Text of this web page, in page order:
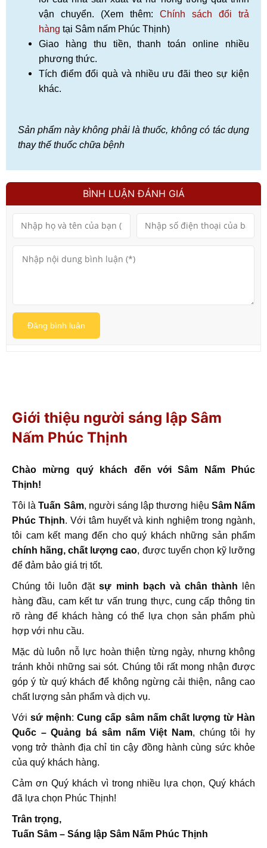
vận chuyển. (Xem thêm: Chính sách đổi trả
hàng tại Sâm nấm Phúc Thịnh)
Giao hàng thu tiền, thanh toán online nhiều
phương thức.
Tích điểm đổi quà và nhiều ưu đãi theo sự kiện
khác.
Sản phẩm này không phải là thuốc, không có tác dụng
thay thế thuốc chữa bệnh
BÌNH LUẬN ĐÁNH GIÁ
Đăng bình luận
Giới thiệu người sáng lập Sâm
Nấm Phúc Thịnh
Chào mừng quý khách đến với Sâm Nấm Phúc
Thịnh!
Tôi làTuấn Sâm, người sáng lập thương hiệu Sâm Nấm
Phúc Thịnh. Với tâm huyết và kinh nghiệm trong ngành,
tôi cam kết mang đến cho quý khách những sản phẩm
chính hãng, chất lượng cao, được tuyển chọn kỹ lưỡng
để đảm bảo giá trị tốt.
Chúng tôi luôn đặtsự minh bạch và chân thành lên
hàng đầu, cam kết tư vấn trung thực, cung cấp thông tin
rõ ràng để khách hàng có thể lựa chọn sản phẩm phù
hợp với nhu cầu.
Mặc dù luôn nỗ lực hoàn thiện từng ngày, nhưng không
tránh khỏi những sai sót. Chúng tôi rất mong nhận được
góp ý từ quý khách để không ngừng cải thiện, nâng cao
chất lượng sản phẩm và dịch vụ.
Vớisứ mệnh:Cung cấp sâm nấm chất lượng từ Hàn
Quốc – Quảng bá sâm nấm Việt Nam, chúng tôi hy
vọng trở thành địa chỉ tin cậy đồng hành cùng sức khỏe
của quý khách hàng.
Cảm ơn Quý khách vì trong nhiều lựa chọn, Quý khách
đã lựa chọn Phúc Thịnh!
Trân trọng,
Tuấn Sâm – Sáng lập Sâm Nấm Phúc Thịnh